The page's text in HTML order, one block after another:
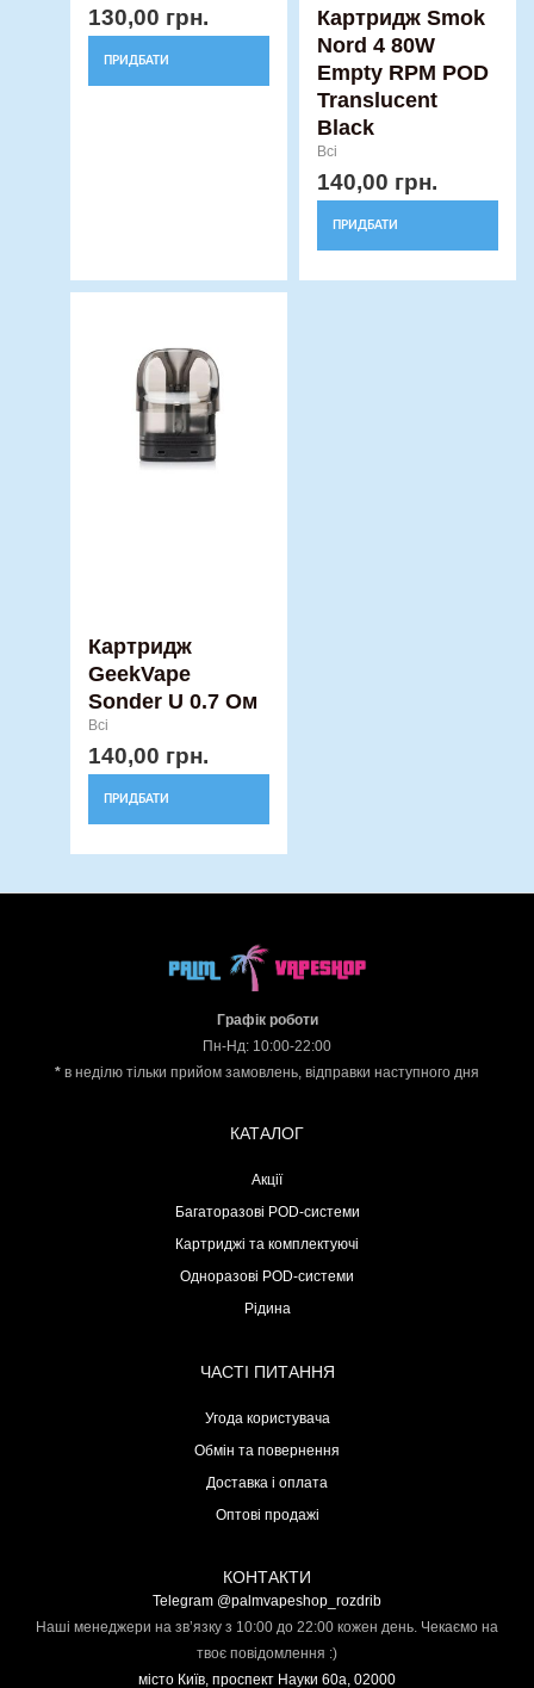
130,00 грн.
ПРИДБАТИ
Картридж Smok
Nord 4 80W
Empty RPM POD
Translucent
Black
Всі
140,00 грн.
ПРИДБАТИ
Картридж
GeekVape
Sonder U 0.7 Ом
Всі
140,00 грн.
ПРИДБАТИ
Графік роботи
Пн-Нд: 10:00-22:00
* в неділю тільки прийом замовлень, відправки наступного дня
КАТАЛОГ
Акції
Багаторазові POD-системи
Картриджі та комплектуючі
Одноразові POD-системи
Рідина
ЧАСТІ ПИТАННЯ
Угода користувача
Обмін та повернення
Доставка і оплата
Оптові продажі
КОНТАКТИ
Telegram @palmvapeshop_rozdrib
Наші менеджери на зв’язку з 10:00 до 22:00 кожен день. Чекаємо на
твоє повідомлення :)
місто Київ, проспект Науки 60а, 02000